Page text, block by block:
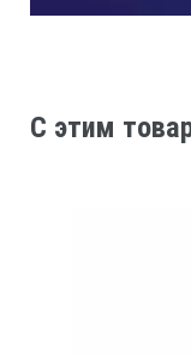
Искусственный
Номинальное
C этим